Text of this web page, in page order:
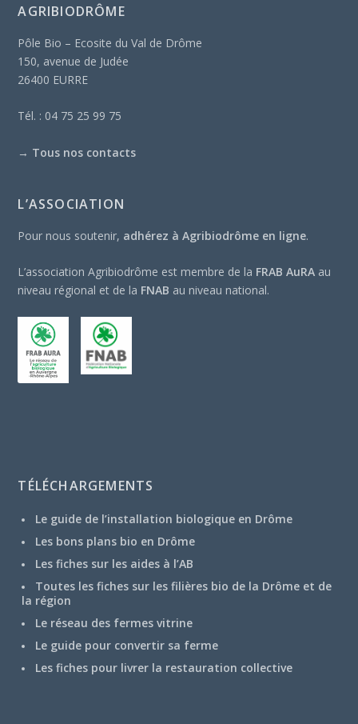
AGRIBIODRÔME
Pôle Bio – Ecosite du Val de Drôme
150, avenue de Judée
26400 EURRE
Tél. : 04 75 25 99 75
→ Tous nos contacts
L’ASSOCIATION
Pour nous soutenir, adhérez à Agribiodrôme en ligne.
L’association Agribiodrôme est membre de la FRAB AuRA au
niveau régional et de la FNAB au niveau national.
TÉLÉCHARGEMENTS
Le guide de l’installation biologique en Drôme
Les bons plans bio en Drôme
Les fiches sur les aides à l’AB
Toutes les fiches sur les filières bio de la Drôme et de
la région
Le réseau des fermes vitrine
Le guide pour convertir sa ferme
Les fiches pour livrer la restauration collective